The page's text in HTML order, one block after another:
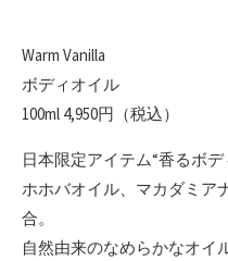
Warm Vanilla
ボディオイル
100ml 4,950円（税込）
日本限定アイテム“香るボ
ホホバオイル、マカダミア
合。
自然由来のなめらかなオイ